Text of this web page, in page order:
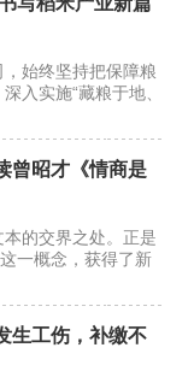
始终坚持把保障粮
入实施“藏粮于地、
曾昭才《情商是
的交界之处。正是
一概念，获得了新
生工伤，补缴不